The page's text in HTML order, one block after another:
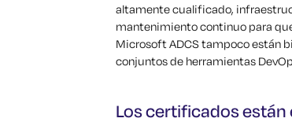
altamente cualificado,
mantenimiento continuo para
Microsoft ADCS tampoco están
conjuntos de herramientas
Los certificados